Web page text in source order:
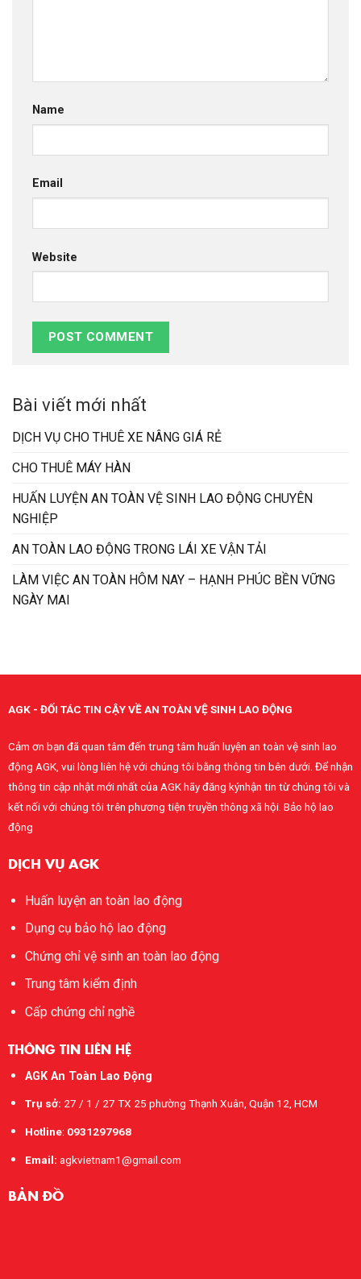
Name
Email
Website
Bài viết mới nhất
DỊCH VỤ CHO THUÊ XE NÂNG GIÁ RẺ
CHO THUÊ MÁY HÀN
HUẤN LUYỆN AN TOÀN VỆ SINH LAO ĐỘNG CHUYÊN
NGHIỆP
AN TOÀN LAO ĐỘNG TRONG LÁI XE VẬN TẢI
LÀM VIỆC AN TOÀN HÔM NAY – HẠNH PHÚC BỀN VỮNG
NGÀY MAI
AGK - ĐỐI TÁC TIN CẬY VỀ AN TOÀN VỆ SINH LAO ĐỘNG
Cảm ơn bạn đã quan tâm đến trung tâm huấn luyện an toàn vệ sinh lao
động AGK, vui lòng liên hệ với chúng tôi bằng thông tin bên dưới. Để nhận
thông tin cập nhật mới nhất của AGK hãy đăng kýnhận tin từ chúng tôi và
kết nối với chúng tôi trên phương tiện truyền thông xã hội. Bảo hộ lao
động
DỊCH VỤ AGK
Huấn luyện an toàn lao động
Dụng cụ bảo hộ lao động
Chứng chỉ vệ sinh an toàn lao động
Trung tâm kiểm định
Cấp chứng chỉ nghề
THÔNG TIN LIÊN HỆ
AGK An Toàn Lao Động
Trụ sở: 27 / 1 / 27 TX 25 phường Thạnh Xuân, Quận 12, HCM
Hotline: 0931297968
Email: agkvietnam1@gmail.com
BẢN ĐỒ